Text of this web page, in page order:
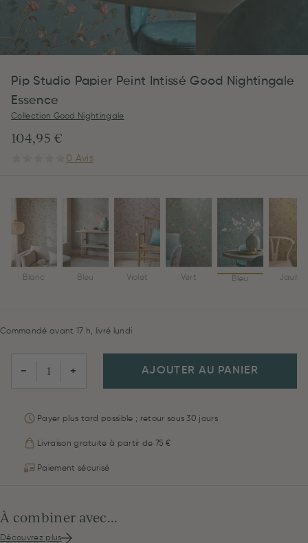
Pip Studio Papier Peint Intissé Good Nightingale
Essence
Collection Good Nightingale
104,95 €
0 Avis
Blanc Bleu Violet Vert Bleu Jaune
Commandé avant 17 h, livré lundi
− + AJOUTER AU PANIER
Payer plus tard possible ; retour sous 30 jours
Livraison gratuite à partir de 75 €
Paiement sécurisé
À combiner avec...
Découvrez plus